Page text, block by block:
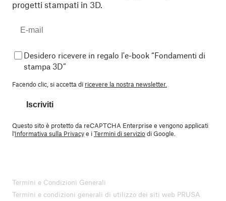
progetti stampati in 3D.
Desidero ricevere in regalo l'e-book “Fondamenti di
stampa 3D”
Facendo clic, si accetta di ricevere la nostra newsletter.
Iscriviti
Questo sito è protetto da reCAPTCHA Enterprise e vengono applicati
l'Informativa sulla Privacye iTermini di serviziodi Google.
Termini e Condizioni Generali
Termini e condizioni generali di utilizzo dei siti web PRUSA